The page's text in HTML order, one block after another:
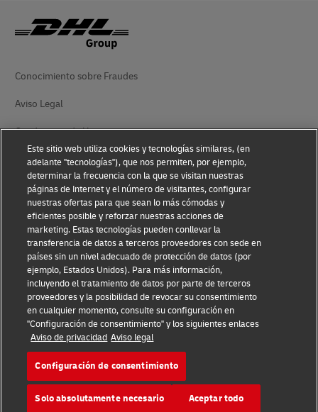
Conocimiento sobre Fraudes
Aviso Legal
Condiciones de Uso
Aviso de privacidad
Información Adicional
Ajustes de Cookies
Síganos
2026 © - todos los derechos reservados
Este sitio web utiliza cookies y tecnologías similares, (en
adelante "tecnologías"), que nos permiten, por ejemplo,
determinar la frecuencia con la que se visitan nuestras
páginas de Internet y el número de visitantes, configurar
nuestras ofertas para que sean lo más cómodas y
eficientes posible y reforzar nuestras acciones de
marketing. Estas tecnologías pueden conllevar la
transferencia de datos a terceros proveedores con sede en
países sin un nivel adecuado de protección de datos (por
ejemplo, Estados Unidos). Para más información,
incluyendo el tratamiento de datos por parte de terceros
proveedores y la posibilidad de revocar su consentimiento
en cualquier momento, consulte su configuración en
"Configuración de consentimiento" y los siguientes enlaces
Aviso de privacidad Aviso legal
Configuración de consentimiento
Solo absolutamente necesario Aceptar todo